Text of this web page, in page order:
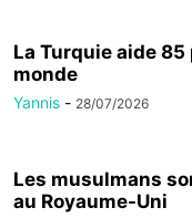
La Turquie aide
monde
Yannis - 28/07/2026
Les musulmans
au Royaume-Uni